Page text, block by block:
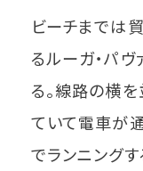
ビーチまでは
るルーガ・パヴ
る。線路の横
ていて電車が
でランニング